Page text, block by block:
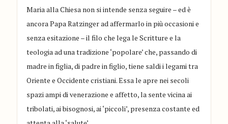
Maria alla Chiesa non si intende senza seguire – ed è
ancora Papa Ratzinger ad affermarlo in più occasioni e
senza esitazione – il filo che lega le Scritture e la
teologia ad una tradizione ‘popolare’ che, passando di
madre in figlia, di padre in figlio, tiene saldi i legami tra
Oriente e Occidente cristiani. Essa le apre nei secoli
spazi ampi di venerazione e affetto, la sente vicina ai
tribolati, ai bisognosi, ai ‘piccoli’, presenza costante ed